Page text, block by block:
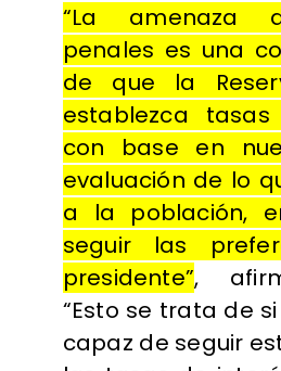
“La amenaza
penales es una
de que la
establezca
con base en
evaluación de lo
a la población,
seguir las
presidente”,
“Esto se trata de
capaz de seguir